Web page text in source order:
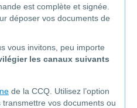
est complète et signée.
déposer vos documents de
vous invitons, peu importe
les canaux suivants
de la CCQ. Utilisez l’option
transmettre vos documents ou